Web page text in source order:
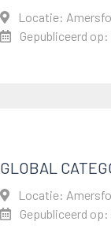
Locatie:
Gepubliceerd op:
GLOBAL
Locatie:
Gepubliceerd op: